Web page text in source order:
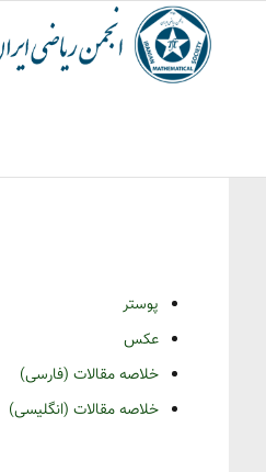
پوستر
عکس
خلاصه مقالات (فارسی)
خلاصه مقالات (انگلیسی)